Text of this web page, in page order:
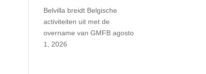
Belvilla breidt Belgische
activiteiten uit met de
overname van GMFB agosto
1, 2026